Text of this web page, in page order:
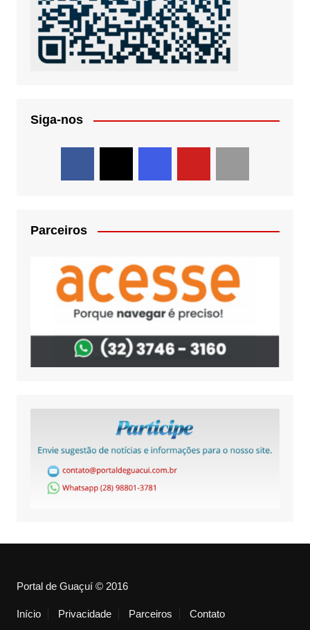
Siga-nos
Parceiros
Portal de Guaçuí © 2016
Início Privacidade Parceiros Contato